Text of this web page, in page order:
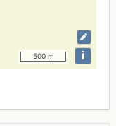
500 m i